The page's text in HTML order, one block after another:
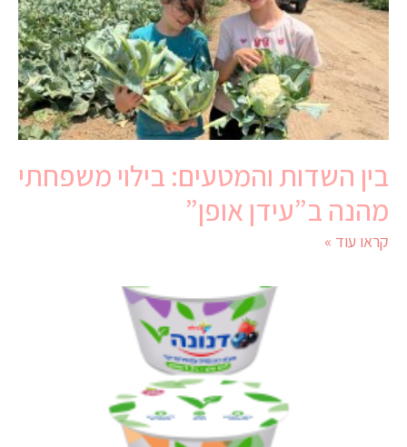
בין השדות והמטעים: בילוי משפחתי
מהנה ב”עידן אופן”
קראו עוד »